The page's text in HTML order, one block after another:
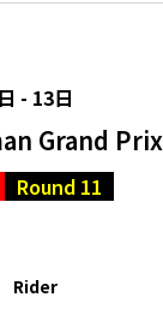
- 13日
Grand Prix
Round 11
Rider